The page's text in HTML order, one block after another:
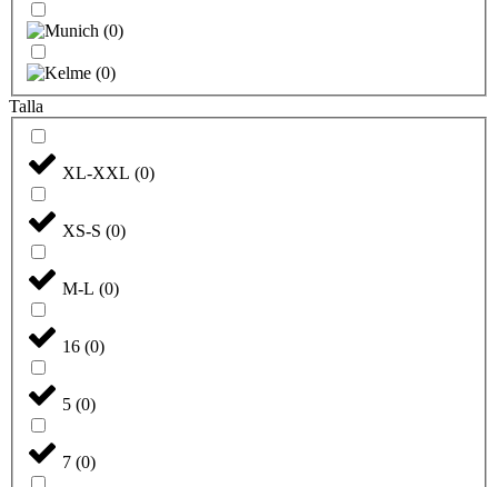
(0)
(0)
Talla
XL-XXL (0)
XS-S (0)
M-L (0)
16 (0)
5 (0)
7 (0)